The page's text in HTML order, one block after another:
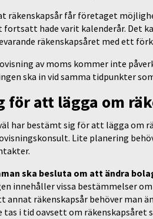
räkenskapsår får företaget
fortsatt hade varit kalenderår. Det
räkenskapsåret med ett
av moms kommer inte
ska in vid samma tidpunkter
för att lägga om
har bestämt sig för att lägga om
Lite planering
ska besluta om att ändra
innehåller vissa bestämmelser
räkenskapsår behöver man
tas i tid oavsett om räkenskapsåret